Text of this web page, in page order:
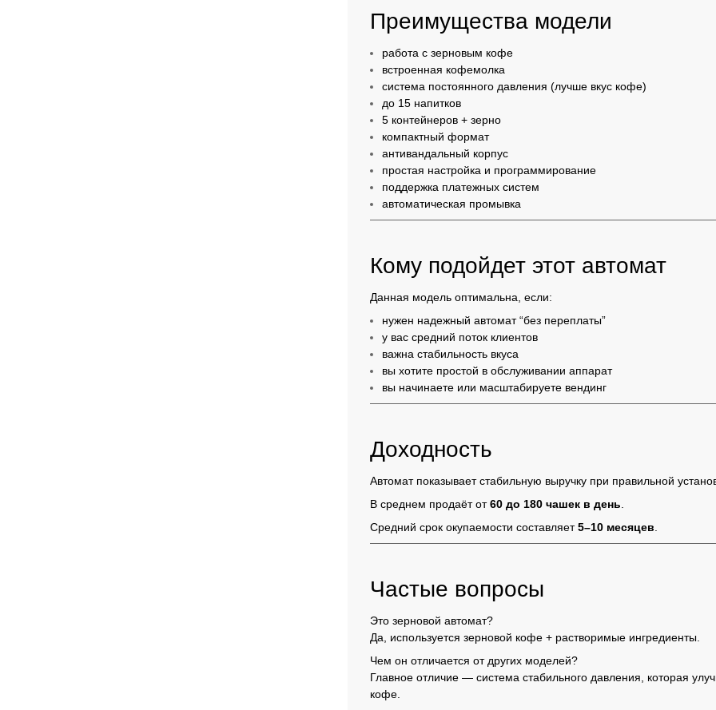
Преимущества модели
работа с зерновым кофе
встроенная кофемолка
система постоянного давления (лучше вкус кофе)
до 15 напитков
5 контейнеров + зерно
компактный формат
антивандальный корпус
простая настройка и программирование
поддержка платежных систем
автоматическая промывка
Кому подойдет этот автомат
Данная модель оптимальна, если:
нужен надежный автомат “без переплаты”
у вас средний поток клиентов
важна стабильность вкуса
вы хотите простой в обслуживании аппарат
вы начинаете или масштабируете вендинг
Доходность
Автомат показывает стабильную выручку при правильной
В среднем продаёт от60 до 180 чашек в день
Средний срок окупаемости составляет5–10 месяцев.
Частые вопросы
Это зерновой автомат?
Да, используется зерновой кофе + растворимые ингредиенты.
Чем он отличается от других моделей?
Главное отличие — система стабильного давления, которая
кофе.